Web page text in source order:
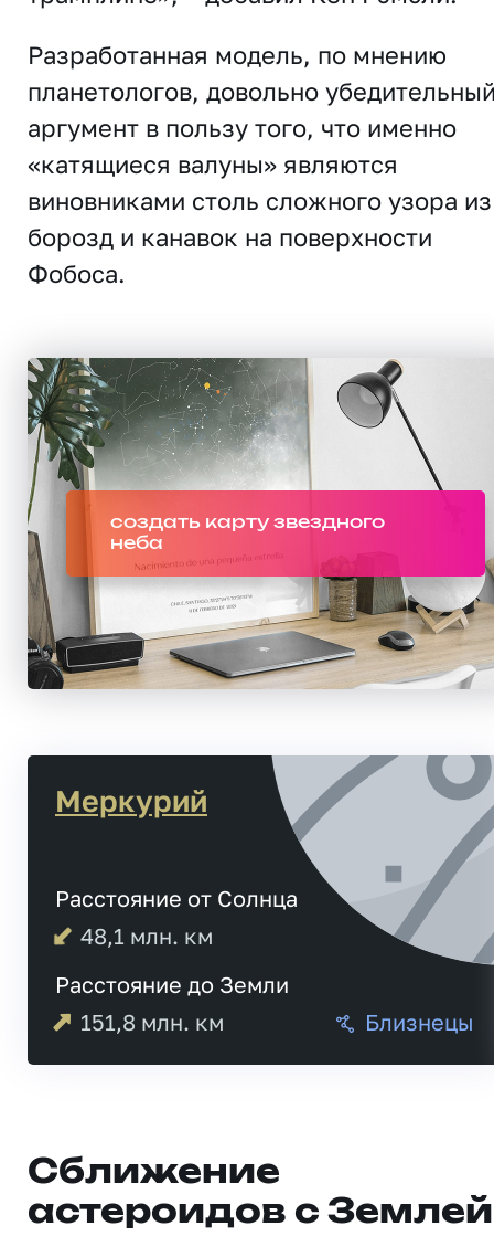
Разработанная модель, по мнению
планетологов, довольно
аргумент в пользу того, что именно
«катящиеся валуны» являются
виновниками столь сложного узора из
борозд и канавок на поверхности
Фобоса.
создать карту звездного
неба
Меркурий
Расстояние от Солнца
48,1 млн. км
Расстояние до Земли
151,8 млн. км Близнецы
Сближение
астероидов с Землей